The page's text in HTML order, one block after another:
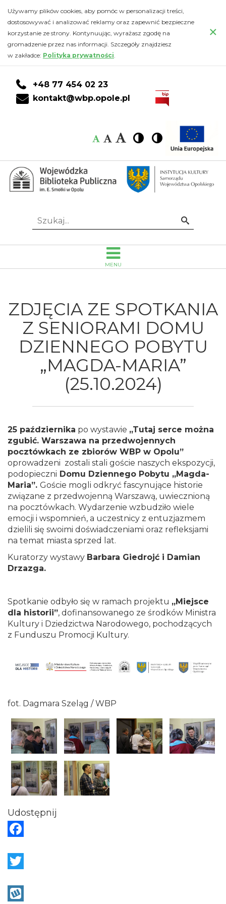
Zdjęcia
ze
spotkania
seniorami
Dziennego
Pobytu
„Magda-
Maria”
(25.10.2024)
Biblioteka
Publiczna
im.
Emanuela
Smołki
w
Opolu
do
głównej
treści
DO
KONTA
CZYTELNIKA
DO
WYSZUKIWARKI
do
stopki
Używamy plików cookies, aby pomóc w personalizacji treści,
dostosowywać i analizować reklamy oraz zapewnić bezpieczne
korzystanie ze strony. Kontynuując, wyrażasz zgodę na
gromadzenie przez nas informacji. Szczegóły znajdziesz
w zakładce: Polityka prywatności.
×
+48 77 454 02 23
kontakt@wbp.opole.pl
Czcionka:
Czcionka
Czcionka
Czcionka
Wysoki
kontrast
Wysoki
kontrast
Idź
Szukaj...
MENU
ZDJĘCIA ZE SPOTKANIA
Z SENIORAMI DOMU
DZIENNEGO POBYTU
„MAGDA-MARIA”
(25.10.2024)
25 października po wystawie „Tutaj serce można
zgubić. Warszawa na przedwojennych
pocztówkach ze zbiorów WBP w Opolu”
oprowadzeni zostali stali goście naszych ekspozycji,
podopieczni Domu Dziennego Pobytu „Magda-
Maria”. Goście mogli odkryć fascynujące historie
związane z przedwojenną Warszawą, uwiecznioną
na pocztówkach. Wydarzenie wzbudziło wiele
emocji i wspomnień, a uczestnicy z entuzjazmem
dzielili się swoimi doświadczeniami oraz refleksjami
na temat miasta sprzed lat.
Kuratorzy wystawy Barbara Giedrojć i Damian
Drzazga.
Spotkanie odbyło się w ramach projektu „Miejsce
dla historii”, dofinansowanego ze środków Ministra
Kultury i Dziedzictwa Narodowego, pochodzących
z Funduszu Promocji Kultury.
fot. Dagmara Szeląg / WBP
Udostępnij
a
e
w